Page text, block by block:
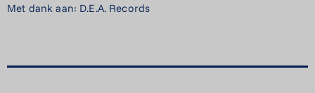
Met dank aan: D.E.A. Records